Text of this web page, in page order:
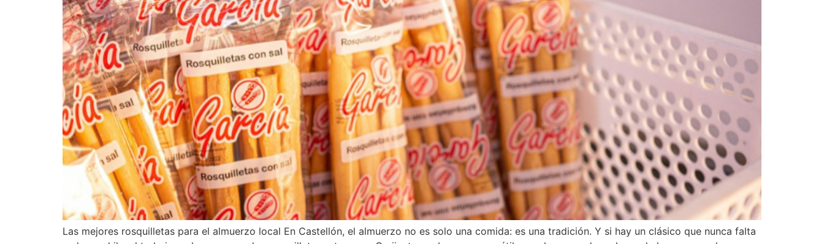
Las mejores rosquilletas para el almuerzo local En Castellón, el almuerzo no es solo una comida: es una tradición. Y si hay un clásico que nunca falta